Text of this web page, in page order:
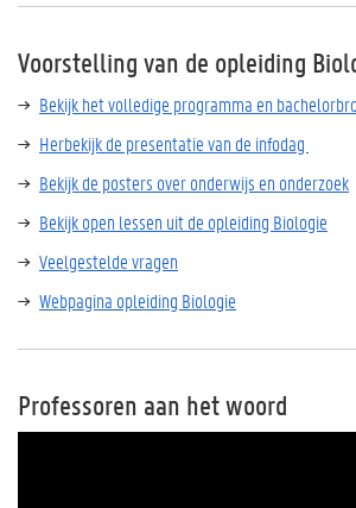
Voorstelling van de opleiding
Bekijk het volledige programma en
Herbekijk de presentatie van de infodag
Bekijk de posters over onderwijs en onderzoek
Bekijk open lessen uit de opleiding Biologie
Veelgestelde vragen
Webpagina opleiding Biologie
Professoren aan het woord